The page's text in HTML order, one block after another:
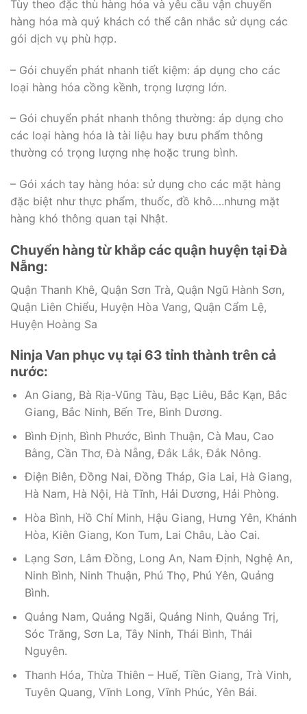
Tùy theo đặc thù hàng hóa và yêu cầu vận chuyển
hàng hóa mà quý khách có thể cân nhắc sử dụng các
gói dịch vụ phù hợp.
– Gói chuyển phát nhanh tiết kiệm: áp dụng cho các
loại hàng hóa cồng kềnh, trọng lượng lớn.
– Gói chuyển phát nhanh thông thường: áp dụng cho
các loại hàng hóa là tài liệu hay bưu phẩm thông
thường có trọng lượng nhẹ hoặc trung bình.
– Gói xách tay hàng hóa: sử dụng cho các mặt hàng
đặc biệt như thực phẩm, thuốc, đồ khô….nhưng mặt
hàng khó thông quan tại Nhật.
Chuyển hàng từ khắp các quận huyện tại Đà
Nẵng:
Quận Thanh Khê, Quận Sơn Trà, Quận Ngũ Hành Sơn,
Quận Liên Chiểu, Huyện Hòa Vang, Quận Cẩm Lệ,
Huyện Hoàng Sa
Ninja Van phục vụ tại 63 tỉnh thành trên cả
nước:
An Giang, Bà Rịa-Vũng Tàu, Bạc Liêu, Bắc Kạn, Bắc
Giang, Bắc Ninh, Bến Tre, Bình Dương.
Bình Định, Bình Phước, Bình Thuận, Cà Mau, Cao
Bằng, Cần Thơ, Đà Nẵng, Đắk Lắk, Đắk Nông.
Điện Biên, Đồng Nai, Đồng Tháp, Gia Lai, Hà Giang,
Hà Nam, Hà Nội, Hà Tĩnh, Hải Dương, Hải Phòng.
Hòa Bình, Hồ Chí Minh, Hậu Giang, Hưng Yên, Khánh
Hòa, Kiên Giang, Kon Tum, Lai Châu, Lào Cai.
Lạng Sơn, Lâm Đồng, Long An, Nam Định, Nghệ An,
Ninh Bình, Ninh Thuận, Phú Thọ, Phú Yên, Quảng
Bình.
Quảng Nam, Quảng Ngãi, Quảng Ninh, Quảng Trị,
Sóc Trăng, Sơn La, Tây Ninh, Thái Bình, Thái
Nguyên.
Thanh Hóa, Thừa Thiên – Huế, Tiền Giang, Trà Vinh,
Tuyên Quang, Vĩnh Long, Vĩnh Phúc, Yên Bái.